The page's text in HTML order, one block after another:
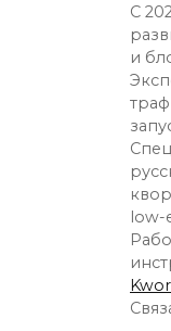
С
и
low-